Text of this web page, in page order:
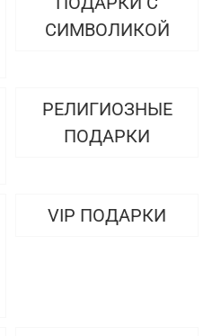
СИМВОЛИКОЙ
РЕЛИГИОЗНЫЕ
ПОДАРКИ
VIP ПОДАРКИ